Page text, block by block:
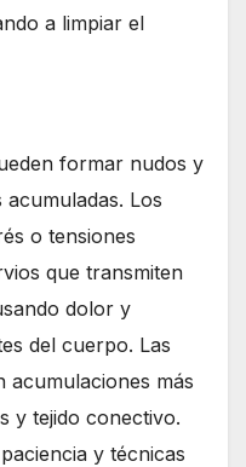
a limpiar el
formar nudos y
acumuladas. Los
o tensiones
que transmiten
dolor y
del cuerpo. Las
más
y tejido conectivo.
y técnicas